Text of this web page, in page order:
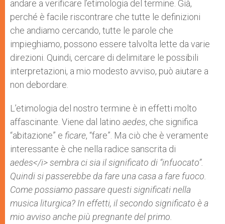
andare a verificare l’etimologia del termine. Già,
perché è facile riscontrare che tutte le definizioni
che andiamo cercando, tutte le parole che
impieghiamo, possono essere talvolta lette da varie
direzioni. Quindi, cercare di delimitare le possibili
interpretazioni, a mio modesto avviso, può aiutare a
non debordare.
L’etimologia del nostro termine è in effetti molto
affascinante. Viene dal latino aedes, che significa
“abitazione” e ficare, “fare”. Ma ciò che è veramente
interessante è che nella radice sanscrita di
aedes</i> sembra ci sia il significato di “infuocato”.
Quindi si passerebbe da fare una casa a fare fuoco.
Come possiamo passare questi significati nella
musica liturgica? In effetti, il secondo significato è a
mio avviso anche più pregnante del primo.